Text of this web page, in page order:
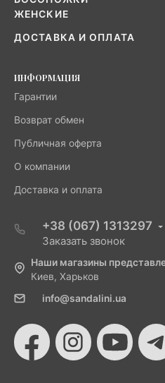
ЖЕНСКИЕ
ДОСТАВКА И ОПЛАТА
ИНФОРМАЦИЯ
Гарантии
Возврат обмен
Публичная оферта
О компании
Доставка и оплата
+38 (067) 1313297
Заказать звонок
Наши магазины
Киев, Харьков
info@sandalini.ua